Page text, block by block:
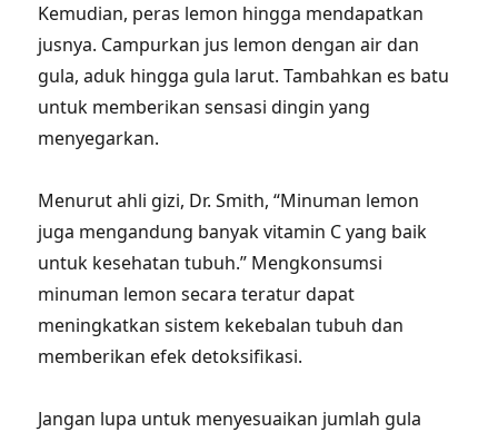
Kemudian, peras lemon hingga mendapatkan
jusnya. Campurkan jus lemon dengan air dan
gula, aduk hingga gula larut. Tambahkan es batu
untuk memberikan sensasi dingin yang
menyegarkan.
Menurut ahli gizi, Dr. Smith, “Minuman lemon
juga mengandung banyak vitamin C yang baik
untuk kesehatan tubuh.” Mengkonsumsi
minuman lemon secara teratur dapat
meningkatkan sistem kekebalan tubuh dan
memberikan efek detoksifikasi.
Jangan lupa untuk menyesuaikan jumlah gula